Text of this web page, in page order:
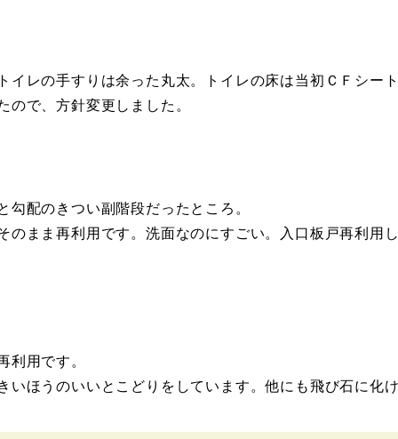
レの手すりは余った丸太。トイレの床は当初ＣＦシー
で、方針変更しました。
配のきつい副階段だったところ。
まま再利用です。洗面なのにすごい。入口板戸再利用
用です。
ほうのいいとこどりをしています。他にも飛び石に化